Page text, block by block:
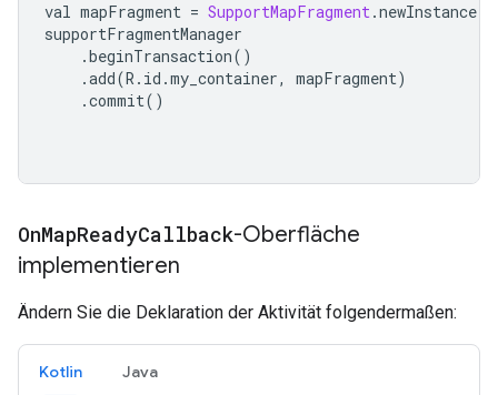
val mapFragment = SupportMapFragment.newInstance
supportFragmentManager
.beginTransaction()
.add(R . id .my_container, mapFragment)
.commit()
OnMapReadyCallback-Oberfläche
implementieren
Ändern Sie die Deklaration der Aktivität folgendermaßen:
Kotlin Java